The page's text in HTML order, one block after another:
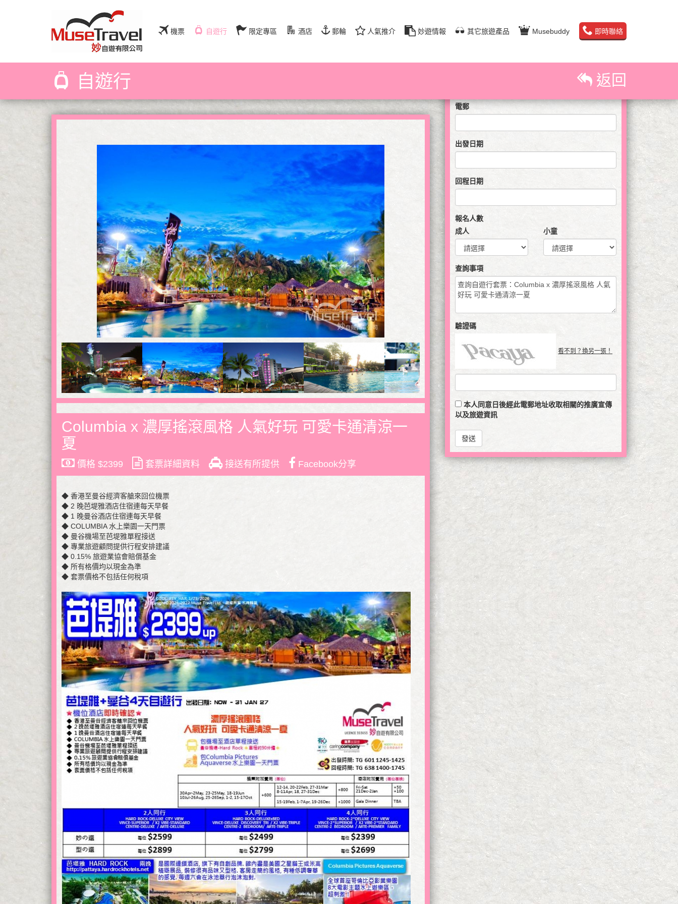
機票 自遊行 限定專區 酒店 郵輪 人氣推介 妙遊情報 其它旅遊產品 Musebuddy 即時聯絡
自遊行 返回
Columbia x 濃厚搖滾風格 人氣好玩 可愛卡通清涼一
夏
價格 $2399 套票詳細資料 接送有所提供 Facebook分享
◆ 香港至曼谷經濟客艙來回位機票
◆ 2 晚芭堤雅酒店住宿連每天早餐
◆ 1 晚曼谷酒店住宿連每天早餐
◆ COLUMBIA 水上樂園一天門票
◆ 曼谷機場至芭堤雅單程接送
◆ 專業旅遊顧問提供行程安排建議
◆ 0.15% 旅遊業協會賠償基金
◆ 所有格價均以現金為準
◆ 套票價格不包括任何稅項
姓名
電郵
出發日期
回程日期
報名人數
成人
小童
查詢事項
驗證碼
看不到？換另一張！
本人同意日後經此電郵地址收取相關的推廣宣傳
以及旅遊資訊
發送